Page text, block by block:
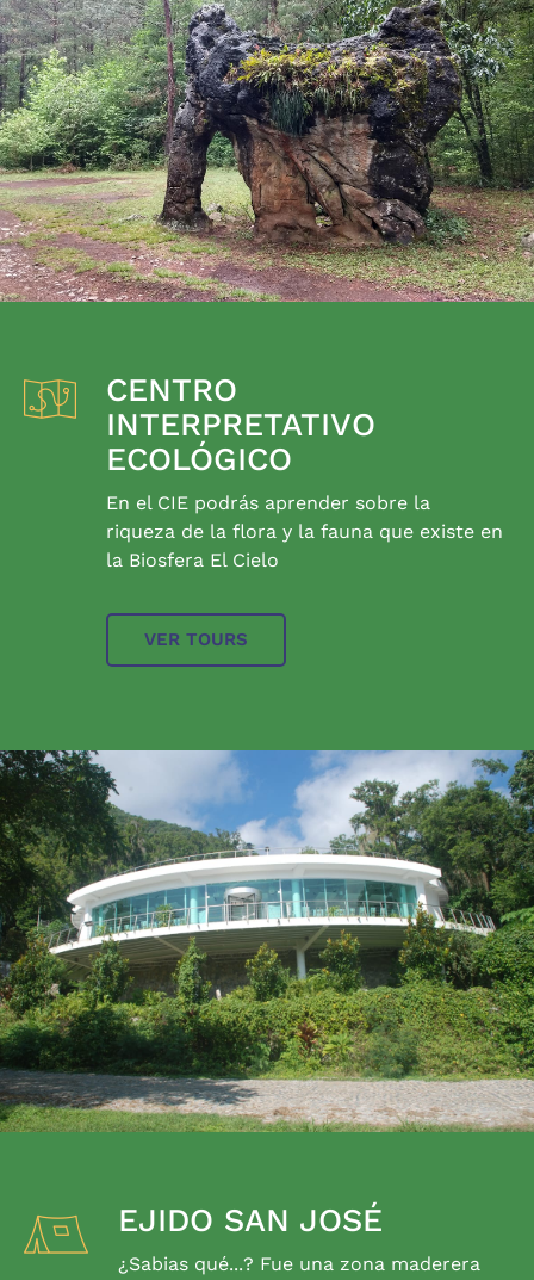
CENTRO
INTERPRETATIVO
ECOLÓGICO
En el CIE podrás aprender sobre la
riqueza de la flora y la fauna que existe en
la Biosfera El Cielo
VER TOURS
EJIDO SAN JOSÉ
¿Sabias qué...? Fue una zona maderera